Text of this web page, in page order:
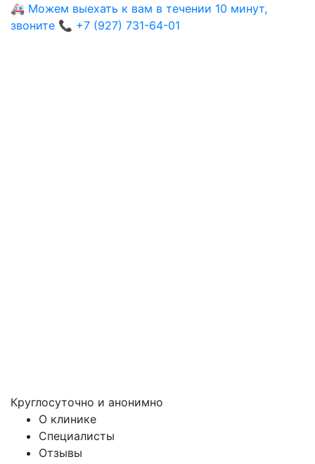
🚑 Можем выехать к вам в течении 10 минут,
звоните 📞 +7 (927) 731-64-01
Круглосуточно и анонимно
О клинике
Специалисты
Отзывы